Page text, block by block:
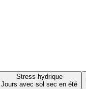
Stress hydrique
Jours avec sol sec en été